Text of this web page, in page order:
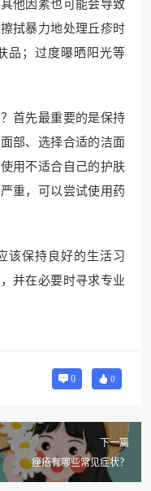
他因素也可能会导致
拭暴力地处理丘疹时
品；过度曝晒阳光等
首先最重要的是保持
部、选择合适的洁面
用不适合自己的护肤
重，可以尝试使用药
该保持良好的生活习
并在必要时寻求专业
0 0
下一篇
痤疮有哪些常见症状？